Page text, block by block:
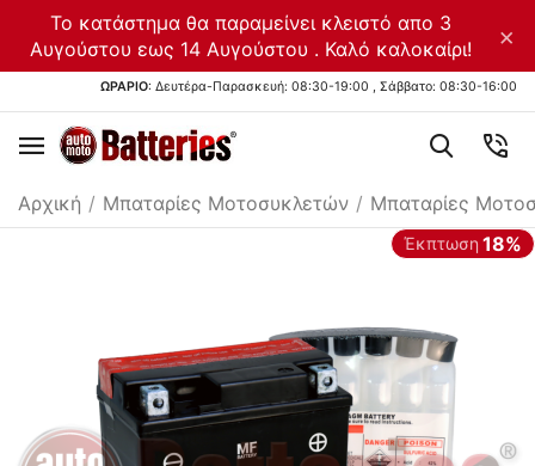
Το κατάστημα θα παραμείνει κλειστό απο 3
Αυγούστου εως 14 Αυγούστου . Καλό καλοκαίρι!
×
ΩΡΑΡΙΟ: Δευτέρα-Παρασκευή: 08:30-19:00 , Σάββατο: 08:30-16:00
Αρχική / Μπαταρίες Μοτοσυκλετών / Μπαταρίες
Έκπτωση 18%